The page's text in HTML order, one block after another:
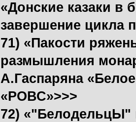
«Донские казаки в
завершение цикла
71) «Пакости
размышления
А.Гаспаряна
«РОВС»>>>
72) «"БелодельцЫ"